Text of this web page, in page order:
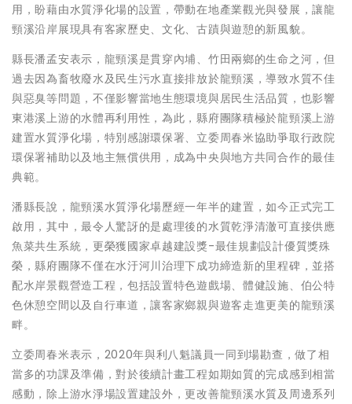
用，盼藉由水質淨化場的設置，帶動在地產業觀光與發展，讓龍
頸溪沿岸展現具有客家歷史、文化、古蹟與遊憩的新風貌。
縣長潘孟安表示，龍頸溪是貫穿內埔、竹田兩鄉的生命之河，但
過去因為畜牧廢水及民生污水直接排放於龍頸溪，導致水質不佳
與惡臭等問題，不僅影響當地生態環境與居民生活品質，也影響
東港溪上游的水體再利用性，為此，縣府團隊積極於龍頸溪上游
建置水質淨化場，特別感謝環保署、立委周春米協助爭取行政院
環保署補助以及地主無償供用，成為中央與地方共同合作的最佳
典範。
潘縣長說，龍頸溪水質淨化場歷經一年半的建置，如今正式完工
啟用，其中，最令人驚訝的是處理後的水質乾淨清澈可直接供應
魚菜共生系統，更榮獲國家卓越建設獎-最佳規劃設計優質獎殊
榮，縣府團隊不僅在水汙河川治理下成功締造新的里程碑，並搭
配水岸景觀營造工程，包括設置特色遊戲場、體健設施、伯公特
色休憩空間以及自行車道，讓客家鄉親與遊客走進更美的龍頸溪
畔。
立委周春米表示，2020年與利八魁議員一同到場勘查，做了相
當多的功課及準備，對於後續計畫工程如期如質的完成感到相當
感動，除上游水淨場設置建設外，更改善龍頸溪水質及周邊系列